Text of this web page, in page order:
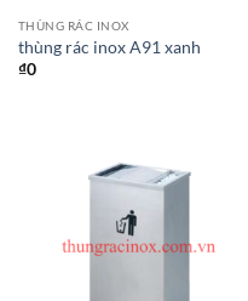
THÙNG RÁC INOX
thùng rác inox A91 xanh
₫0